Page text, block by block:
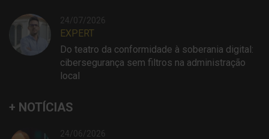
24/07/2026
EXPERT
Do teatro da conformidade à soberania digital:
cibersegurança sem filtros na administração
local
+ NOTÍCIAS
24/06/2026